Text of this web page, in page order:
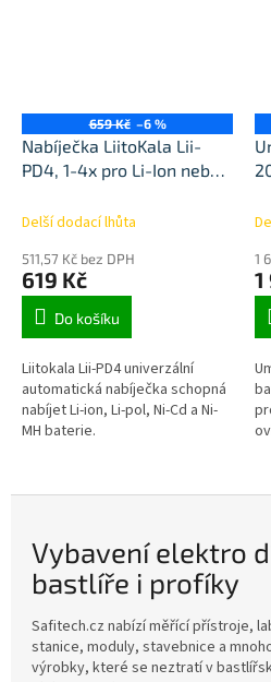
659 Kč –6 %
Nabíječka LiitoKala Lii-
PD4, 1-4x pro Li-Ion nebo
Delší dodací lhůta
511,57 Kč bez DPH
619 Kč
Do košíku
Liitokala Lii-PD4 univerzální
automatická nabíječka schopná
nabíjet Li-ion, Li-pol, Ni-Cd a Ni-
MH baterie.
1
1
Vybavení elektro
bastlíře i profíky
Safitech.cz nabízí měřící přístroje,
stanice, moduly, stavebnice a
výrobky, které se neztratí v